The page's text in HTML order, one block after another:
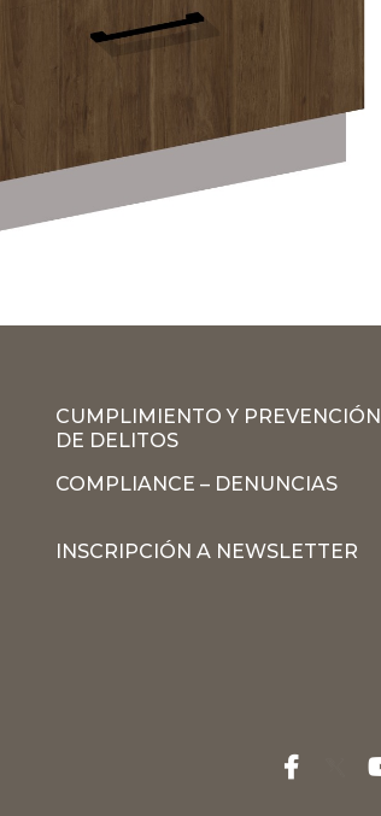
CUMPLIMIENTO Y PREVENCIÓN
DE DELITOS
COMPLIANCE – DENUNCIAS
INSCRIPCIÓN A NEWSLETTER